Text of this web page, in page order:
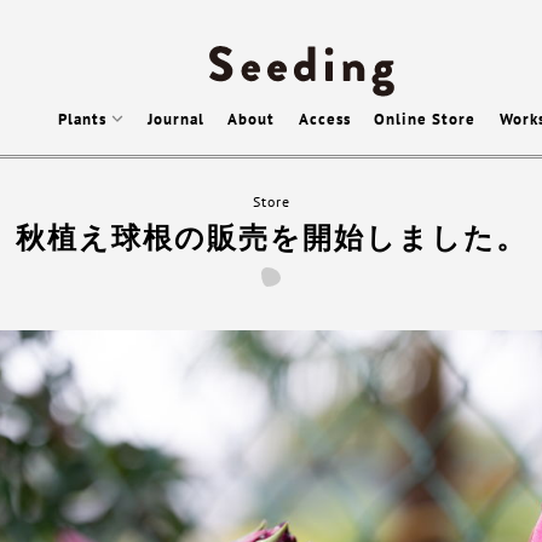
Plants Journal About Access Online Store
Store
秋植え球根の販売を開始しました。